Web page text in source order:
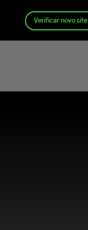
Verificar novo site